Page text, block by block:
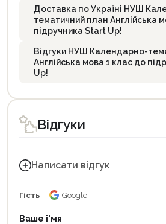
Доставка по Україні НУШ
тематичний план Англійська
підручника Start Up!
Відгуки НУШ Календарно-
Англійська мова 1 клас до
Up!
Відгуки
Написати відгук
Гість Google
Ваше і'мя